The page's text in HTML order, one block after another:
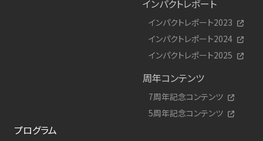
インパクトレポート
インパクトレポート2023
インパクトレポート2024
インパクトレポート2025
周年コンテンツ
7周年記念コンテンツ
5周年記念コンテンツ
プログラム